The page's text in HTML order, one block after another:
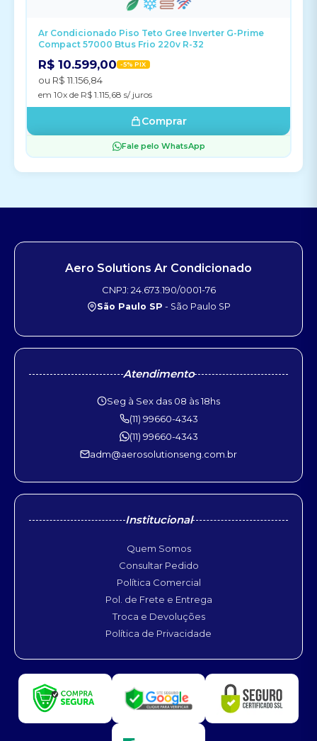
Ar Condicionado Piso Teto Gree Inverter G-Prime
Compact 57000 Btus Frio 220v R-32
R$ 10.599,00 -5% PIX
ou R$ 11.156,84
em 10x de R$ 1.115,68 s/ juros
Comprar
Fale pelo WhatsApp
Aero Solutions Ar Condicionado
CNPJ: 24.673.190/0001-76
São Paulo SP - São Paulo SP
Atendimento
Seg à Sex das 08 às 18hs
(11) 99660-4343
(11) 99660-4343
adm@aerosolutionseng.com.br
Institucional
Quem Somos
Consultar Pedido
Política Comercial
Pol. de Frete e Entrega
Troca e Devoluções
Política de Privacidade